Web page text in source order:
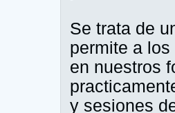
Se trata de
permite a
en nuestros
y sesiones